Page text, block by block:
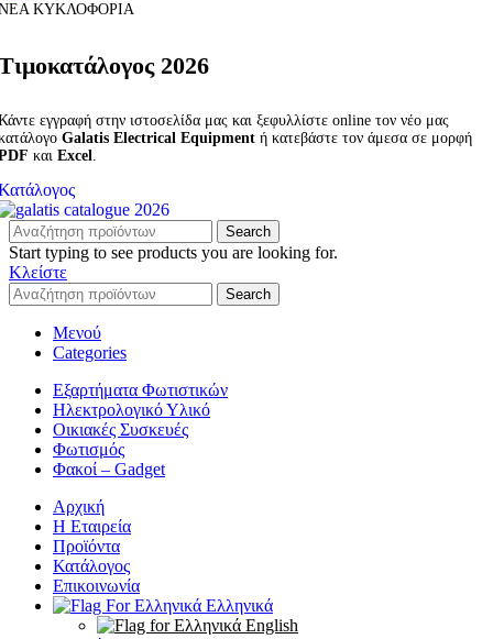
ΚΥΚΛΟΦΟΡΙΑ
2026
εγγραφή στην ιστοσελίδα μας και ξεφυλλίστε online τον νέο μας
Galatis Electrical Equipment ή κατεβάστε τον άμεσα σε μορφή
και Excel
Search
Start typing to see products you are looking for.
Κλείστε
Search
Μενού
Categories
Εξαρτήματα Φωτιστικών
Ηλεκτρολογικό Υλικό
Οικιακές Συσκευές
Φωτισμός
Φακοί – Gadget
Αρχική
Η Εταιρεία
Προϊόντα
Κατάλογος
Επικοινωνία
Ελληνικά
English